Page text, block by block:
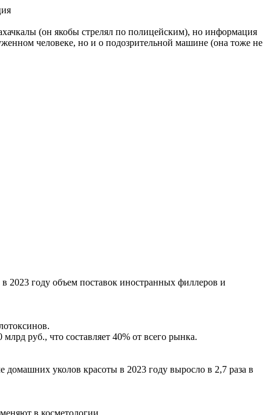
(он якобы стрелял по полицейским), но информация
человеке, но и о подозрительной машине (она тоже не
2023 году объем поставок иностранных филлеров и
руб., что составляет 40% от всего рынка.
уколов красоты в 2023 году выросло в 2,7 раза в
в косметологии.